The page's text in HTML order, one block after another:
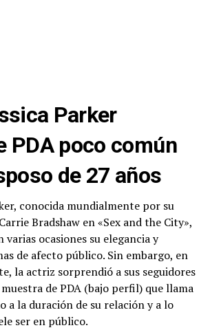
Parker
PDA poco común
de 27 años
conocida mundialmente por su
Bradshaw en «Sex and the City»,
varias ocasiones su elegancia y
de afecto público. Sin embargo, en
la actriz sorprendió a sus seguidores
de PDA (bajo perfil) que llama
a la duración de su relación y a lo
ser en público.